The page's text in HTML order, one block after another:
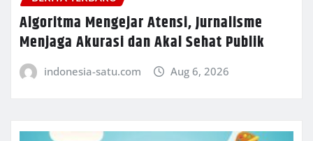
Algoritma Mengejar Atensi, Jurnalisme
Menjaga Akurasi dan Akal Sehat Publik
indonesia-satu.com Aug 6, 2026